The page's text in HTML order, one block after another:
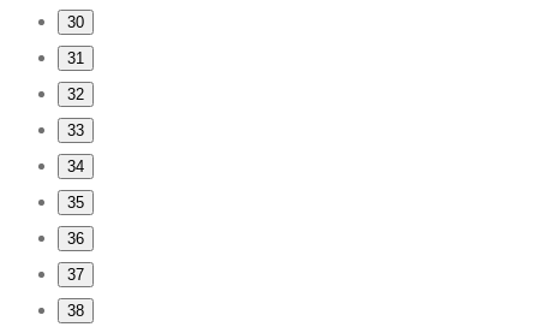
30
31
32
33
34
35
36
37
38